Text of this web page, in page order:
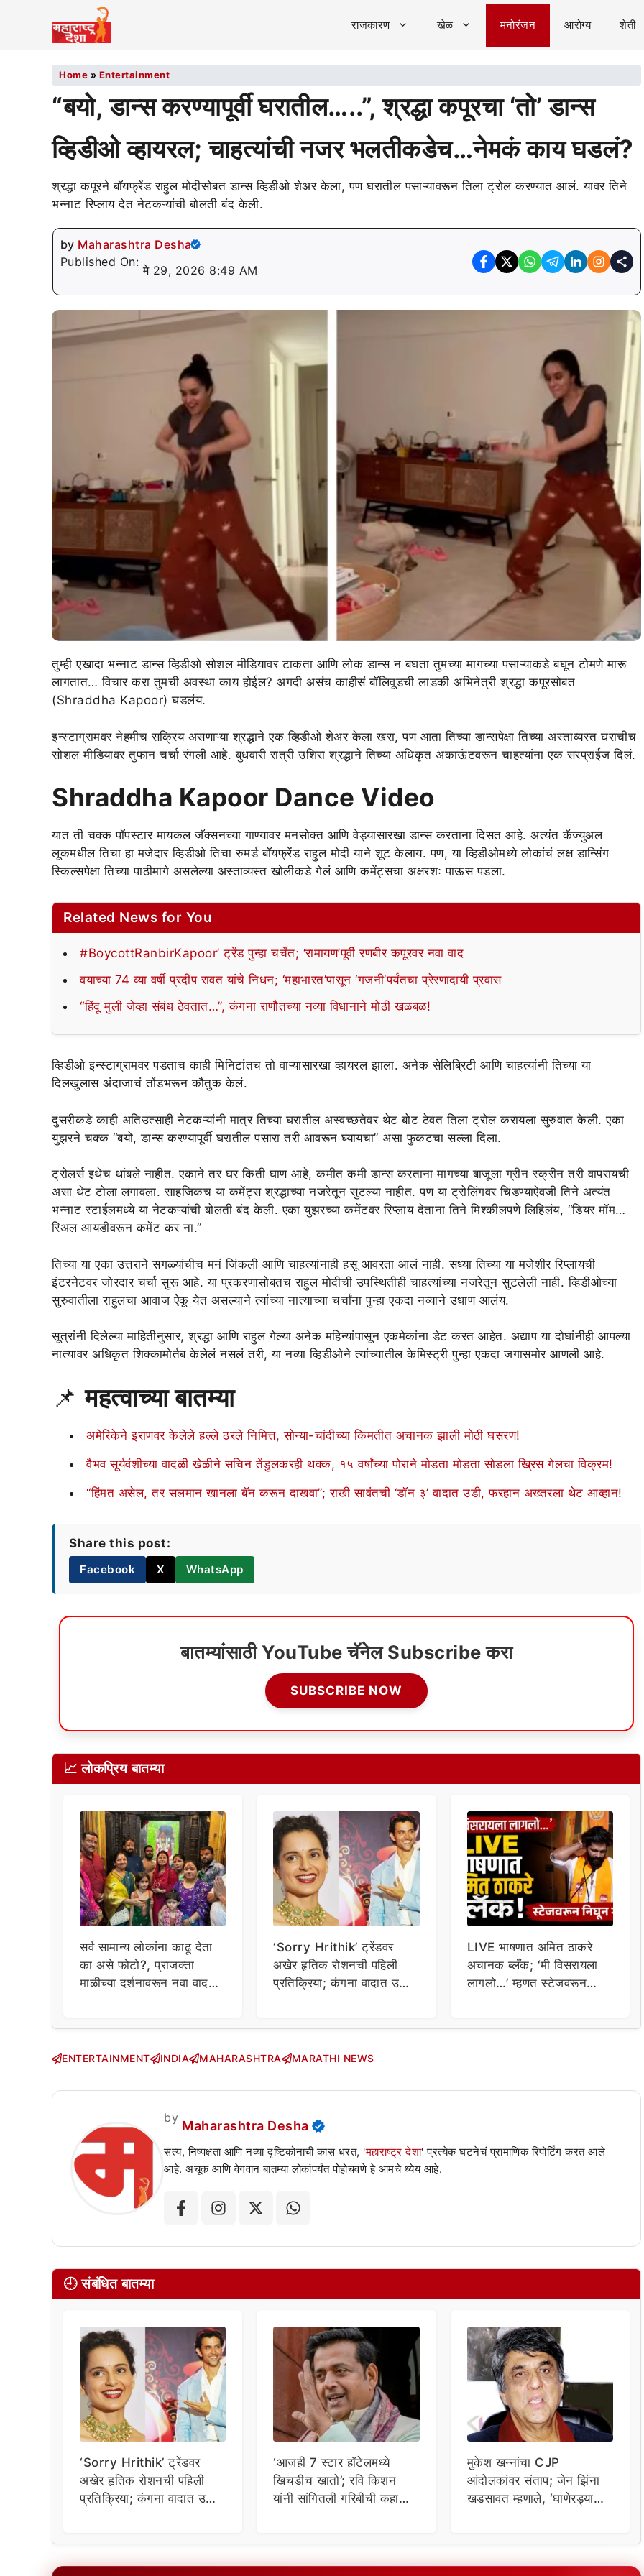
राजकारण खेळ मनोरंजन आरोग्य शेती
Home » Entertainment
“बयो, डान्स करण्यापूर्वी घरातील…..”, श्रद्धा कपूरचा ‘तो’ डान्स
व्हिडीओ व्हायरल; चाहत्यांची नजर भलतीकडेच…नेमकं काय घडलं?
श्रद्धा कपूरने बॉयफ्रेंड राहुल मोदीसोबत डान्स व्हिडीओ शेअर केला, पण घरातील पसाऱ्यावरून तिला ट्रोल करण्यात आलं. यावर तिने
भन्नाट रिप्लाय देत नेटकऱ्यांची बोलती बंद केली.
by Maharashtra Desha
Published On:
मे 29, 2026 8:49 AM
तुम्ही एखादा भन्नाट डान्स व्हिडीओ सोशल मीडियावर टाकता आणि लोक डान्स न बघता तुमच्या मागच्या पसाऱ्याकडे बघून टोमणे मारू
लागतात… विचार करा तुमची अवस्था काय होईल? अगदी असंच काहीसं बॉलिवूडची लाडकी अभिनेत्री श्रद्धा कपूरसोबत
(Shraddha Kapoor) घडलंय.
इन्स्टाग्रामवर नेहमीच सक्रिय असणाऱ्या श्रद्धाने एक व्हिडीओ शेअर केला खरा, पण आता तिच्या डान्सपेक्षा तिच्या अस्ताव्यस्त घराचीच
सोशल मीडियावर तुफान चर्चा रंगली आहे. बुधवारी रात्री उशिरा श्रद्धाने तिच्या अधिकृत अकाऊंटवरून चाहत्यांना एक सरप्राईज दिलं.
Shraddha Kapoor Dance Video
यात ती चक्क पॉपस्टार मायकल जॅक्सनच्या गाण्यावर मनसोक्त आणि वेड्यासारखा डान्स करताना दिसत आहे. अत्यंत कॅज्युअल
लूकमधील तिचा हा मजेदार व्हिडीओ तिचा रुमर्ड बॉयफ्रेंड राहुल मोदी याने शूट केलाय. पण, या व्हिडीओमध्ये लोकांचं लक्ष डान्सिंग
स्किल्सपेक्षा तिच्या पाठीमागे असलेल्या अस्ताव्यस्त खोलीकडे गेलं आणि कमेंट्सचा अक्षरशः पाऊस पडला.
Related News for You
#BoycottRanbirKapoor’ ट्रेंड पुन्हा चर्चेत; ‘रामायण’पूर्वी रणबीर कपूरवर नवा वाद
वयाच्या 74 व्या वर्षी प्रदीप रावत यांचे निधन; ‘महाभारत’पासून ‘गजनी’पर्यंतचा प्रेरणादायी प्रवास
“हिंदू मुली जेव्हा संबंध ठेवतात…”, कंगना राणौतच्या नव्या विधानाने मोठी खळबळ!
व्हिडीओ इन्स्टाग्रामवर पडताच काही मिनिटांतच तो वाऱ्यासारखा व्हायरल झाला. अनेक सेलिब्रिटी आणि चाहत्यांनी तिच्या या
दिलखुलास अंदाजाचं तोंडभरून कौतुक केलं.
दुसरीकडे काही अतिउत्साही नेटकऱ्यांनी मात्र तिच्या घरातील अस्वच्छतेवर थेट बोट ठेवत तिला ट्रोल करायला सुरुवात केली. एका
युझरने चक्क “बयो, डान्स करण्यापूर्वी घरातील पसारा तरी आवरून घ्यायचा” असा फुकटचा सल्ला दिला.
ट्रोलर्स इथेच थांबले नाहीत. एकाने तर घर किती घाण आहे, कमीत कमी डान्स करताना मागच्या बाजूला ग्रीन स्क्रीन तरी वापरायची
असा थेट टोला लगावला. साहजिकच या कमेंट्स श्रद्धाच्या नजरेतून सुटल्या नाहीत. पण या ट्रोलिंगवर चिडण्याऐवजी तिने अत्यंत
भन्नाट स्टाईलमध्ये या नेटकऱ्यांची बोलती बंद केली. एका युझरच्या कमेंटवर रिप्लाय देताना तिने मिश्कीलपणे लिहिलंय, “डियर मॉम…
रिअल आयडीवरून कमेंट कर ना.”
तिच्या या एका उत्तराने सगळ्यांचीच मनं जिंकली आणि चाहत्यांनाही हसू आवरता आलं नाही. सध्या तिच्या या मजेशीर रिप्लायची
इंटरनेटवर जोरदार चर्चा सुरू आहे. या प्रकरणासोबतच राहुल मोदीची उपस्थितीही चाहत्यांच्या नजरेतून सुटलेली नाही. व्हिडीओच्या
सुरुवातीला राहुलचा आवाज ऐकू येत असल्याने त्यांच्या नात्याच्या चर्चांना पुन्हा एकदा नव्याने उधाण आलंय.
सूत्रांनी दिलेल्या माहितीनुसार, श्रद्धा आणि राहुल गेल्या अनेक महिन्यांपासून एकमेकांना डेट करत आहेत. अद्याप या दोघांनीही आपल्या
नात्यावर अधिकृत शिक्कामोर्तब केलेलं नसलं तरी, या नव्या व्हिडीओने त्यांच्यातील केमिस्ट्री पुन्हा एकदा जगासमोर आणली आहे.
📌महत्वाच्या बातम्या
अमेरिकेने इराणवर केलेले हल्ले ठरले निमित्त, सोन्या-चांदीच्या किमतीत अचानक झाली मोठी घसरण!
वैभव सूर्यवंशीच्या वादळी खेळीने सचिन तेंडुलकरही थक्क, १५ वर्षांच्या पोराने मोडता मोडता सोडला ख्रिस गेलचा विक्रम!
“हिंमत असेल, तर सलमान खानला बॅन करून दाखवा”; राखी सावंतची ‘डॉन ३’ वादात उडी, फरहान अख्तरला थेट आव्हान!
Share this post:
Facebook X WhatsApp
बातम्यांसाठी YouTube चॅनेल Subscribe करा
SUBSCRIBE NOW
📈 लोकप्रिय बातम्या
सर्व सामान्य लोकांना काढू देता
का असे फोटो?, प्राजक्ता
माळीच्या दर्शनावरून नवा वाद;
‘Sorry Hrithik’ ट्रेंडवर
अखेर हृतिक रोशनची पहिली
प्रतिक्रिया; कंगना वादात उडी
LIVE भाषणात अमित ठाकरे
अचानक ब्लँक; ‘मी विसरायला
लागलो…’ म्हणत स्टेजवरून
ENTERTAINMENT INDIA MAHARASHTRA MARATHI NEWS
by
Maharashtra Desha
सत्य, निष्पक्षता आणि नव्या दृष्टिकोनाची कास धरत, 'महाराष्ट्र देशा' प्रत्येक घटनेचं प्रामाणिक रिपोर्टिंग करत आले
आहे. अचूक आणि वेगवान बातम्या लोकांपर्यंत पोहोचवणे हे आमचे ध्येय आहे.
🕘 संबंधित बातम्या
‘Sorry Hrithik’ ट्रेंडवर
अखेर हृतिक रोशनची पहिली
प्रतिक्रिया; कंगना वादात उडी
‘आजही 7 स्टार हॉटेलमध्ये
खिचडीच खातो’; रवि किशन
यांनी सांगितली गरिबीची कहाणी,
मुकेश खन्नांचा CJP
आंदोलकांवर संताप; जेन झिंना
खडसावत म्हणाले, ‘घाणेरड्या